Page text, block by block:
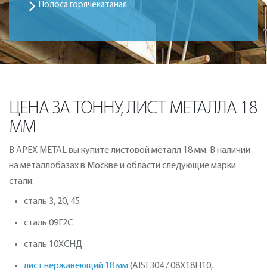
Полоса горячекатаная
ЦЕНА ЗА ТОННУ, ЛИСТ МЕТАЛЛА 18
ММ
В APEX METAL вы купите листовой металл 18 мм. В наличии
на металлобазах в Москве и области следующие марки
стали:
сталь 3, 20, 45
сталь 09Г2С
сталь 10ХСНД
лист нержавеющий 18 мм(AISI 304 / 08Х18Н10,